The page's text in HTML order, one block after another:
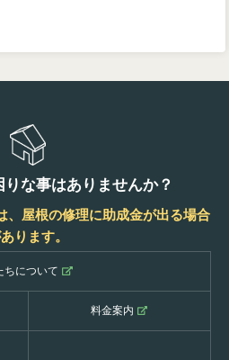
な事はありませんか？
、屋根の修理に助成金が出る場合
ります。
ちについて
料金案内